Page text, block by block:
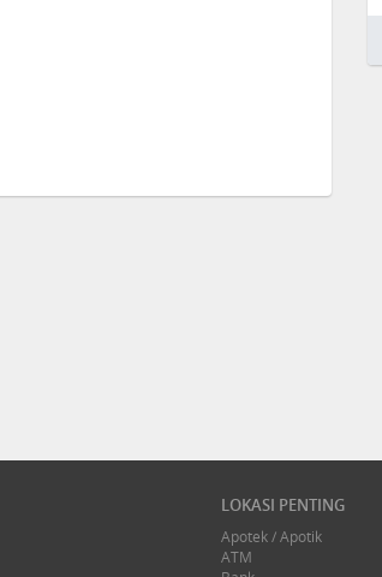
LOKASI PENTING
Apotek / Apotik
ATM